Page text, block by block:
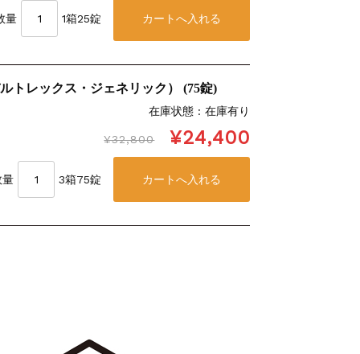
量 1箱25錠
トレックス・ジェネリック） (75錠)
在庫状態 : 在庫有り
¥32,800 ¥24,400
量 3箱75錠